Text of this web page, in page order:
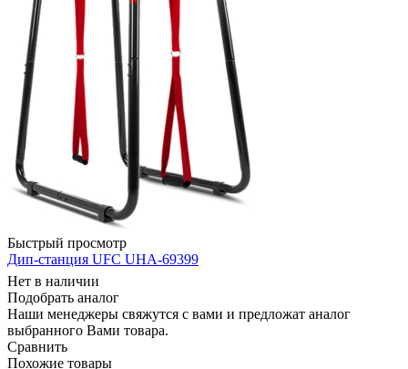
Быстрый просмотр
Дип-станция UFC UHA-69399
Нет в наличии
Подобрать аналог
Наши менеджеры свяжутся с вами и предложат аналог
выбранного Вами товара.
Сравнить
Похожие товары